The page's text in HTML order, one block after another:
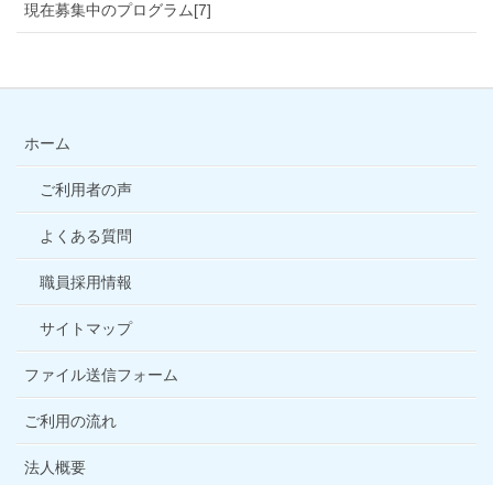
現在募集中のプログラム[7]
ホーム
ご利用者の声
よくある質問
職員採用情報
サイトマップ
ファイル送信フォーム
ご利用の流れ
法人概要